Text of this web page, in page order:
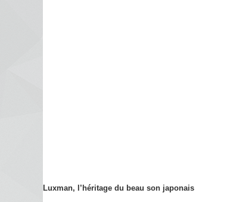
Luxman, l’héritage du beau son japonais